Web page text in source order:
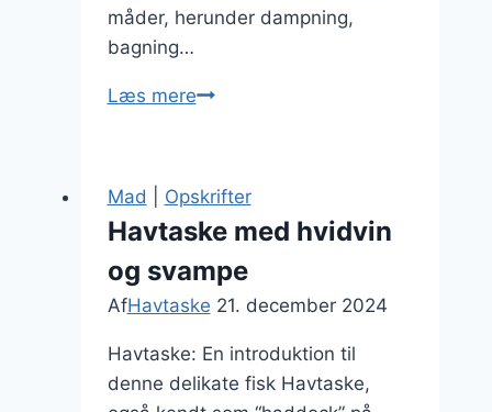
måder, herunder dampning,
bagning…
Læs mereHavtaske
Mad Opskrifter
Havtaske med hvidvin
og svampe
AfHavtaske 21. december 2024
Havtaske: En introduktion til
denne delikate fisk Havtaske,